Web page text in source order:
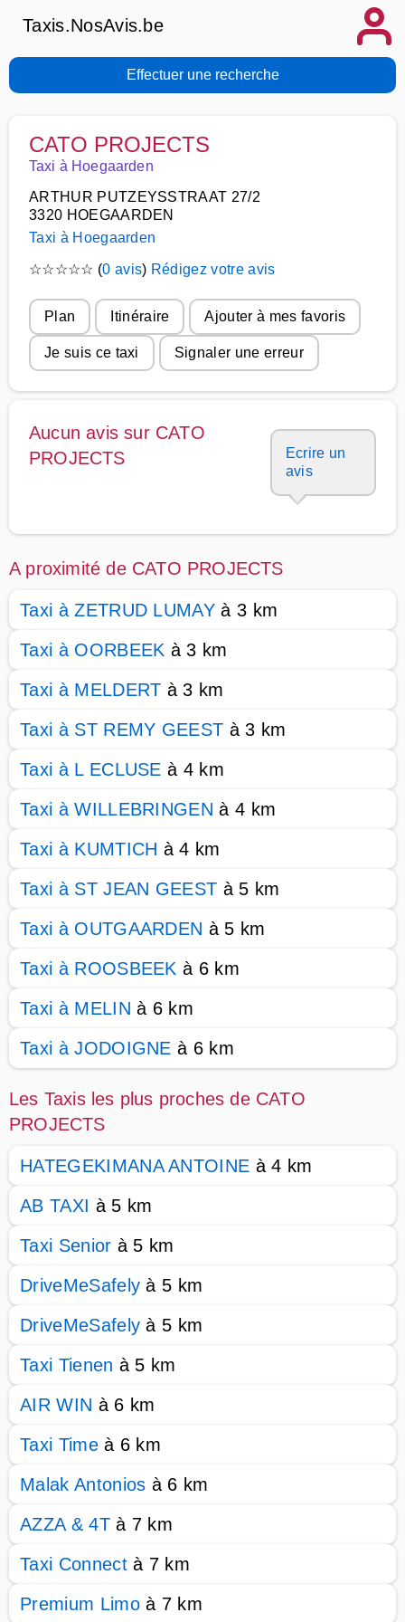
Taxis.NosAvis.be
Effectuer une recherche
CATO PROJECTS
Taxi à Hoegaarden
ARTHUR PUTZEYSSTRAAT 27/2
3320 HOEGAARDEN
Taxi à Hoegaarden
☆☆☆☆☆ (0 avis) Rédigez votre avis
Plan Itinéraire Ajouter à mes favoris
Je suis ce taxi Signaler une erreur
Aucun avis sur CATO
PROJECTS
Ecrire un
avis
A proximité de CATO PROJECTS
Taxi à ZETRUD LUMAY à 3 km
Taxi à OORBEEK à 3 km
Taxi à MELDERT à 3 km
Taxi à ST REMY GEEST à 3 km
Taxi à L ECLUSE à 4 km
Taxi à WILLEBRINGEN à 4 km
Taxi à KUMTICH à 4 km
Taxi à ST JEAN GEEST à 5 km
Taxi à OUTGAARDEN à 5 km
Taxi à ROOSBEEK à 6 km
Taxi à MELIN à 6 km
Taxi à JODOIGNE à 6 km
Les Taxis les plus proches de CATO
PROJECTS
HATEGEKIMANA ANTOINE à 4 km
AB TAXI à 5 km
Taxi Senior à 5 km
DriveMeSafely à 5 km
DriveMeSafely à 5 km
Taxi Tienen à 5 km
AIR WIN à 6 km
Taxi Timeà 6 km
Malak Antonios à 6 km
AZZA & 4Tà 7 km
Taxi Connectà 7 km
Premium Limoà 7 km